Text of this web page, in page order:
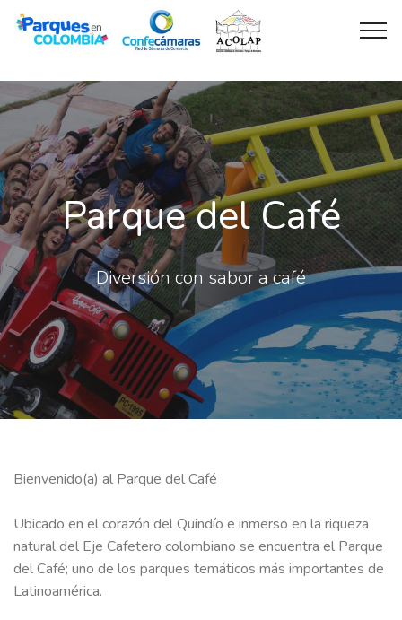
Parque del Café
Diversión con sabor a café
Bienvenido(a) al Parque del Café
Ubicado en el corazón del Quindío e inmerso en la riqueza
natural del Eje Cafetero colombiano se encuentra el Parque
del Café; uno de los parques temáticos más importantes de
Latinoamérica.